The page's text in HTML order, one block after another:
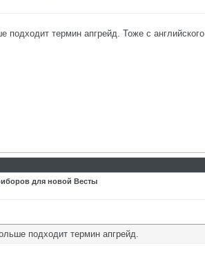
подходит термин апгрейд. Тоже с английского
для новой Весты
подходит термин апгрейд.